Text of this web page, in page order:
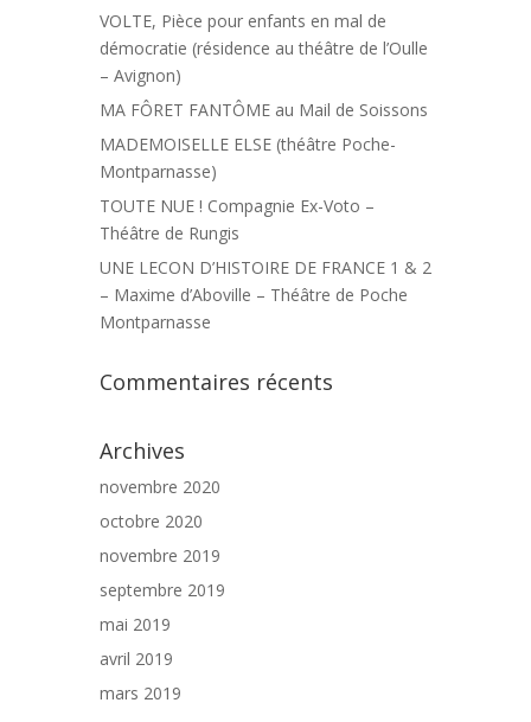
VOLTE, Pièce pour enfants en mal de
démocratie (résidence au théâtre de l’Oulle
– Avignon)
MA FÔRET FANTÔME au Mail de Soissons
MADEMOISELLE ELSE (théâtre Poche-
Montparnasse)
TOUTE NUE ! Compagnie Ex-Voto –
Théâtre de Rungis
UNE LECON D’HISTOIRE DE FRANCE 1 & 2
– Maxime d’Aboville – Théâtre de Poche
Montparnasse
Commentaires récents
Archives
novembre 2020
octobre 2020
novembre 2019
septembre 2019
mai 2019
avril 2019
mars 2019